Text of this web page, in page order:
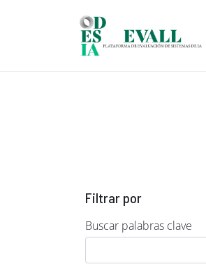
Filtrar por
Buscar palabras clave